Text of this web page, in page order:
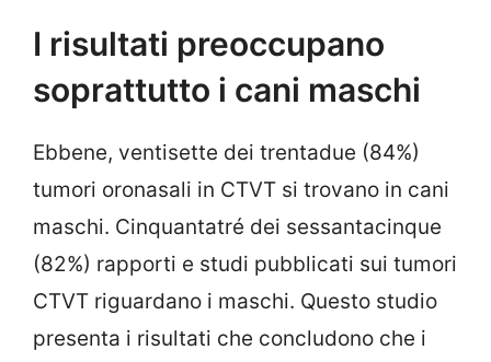
I risultati preoccupano
soprattutto i cani maschi
Ebbene, ventisette dei trentadue (84%)
tumori oronasali in CTVT si trovano in cani
maschi. Cinquantatré dei sessantacinque
(82%) rapporti e studi pubblicati sui tumori
CTVT riguardano i maschi. Questo studio
presenta i risultati che concludono che i